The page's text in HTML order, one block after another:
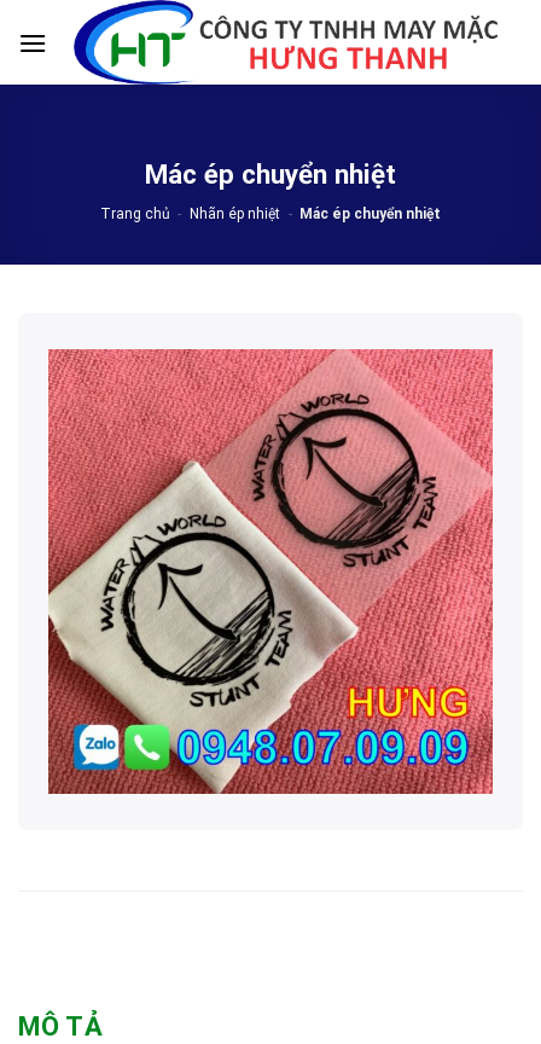
Mác ép chuyển nhiệt
Trang chủ - Nhãn ép nhiệt - Mác ép chuyển nhiệt
MÔ TẢ